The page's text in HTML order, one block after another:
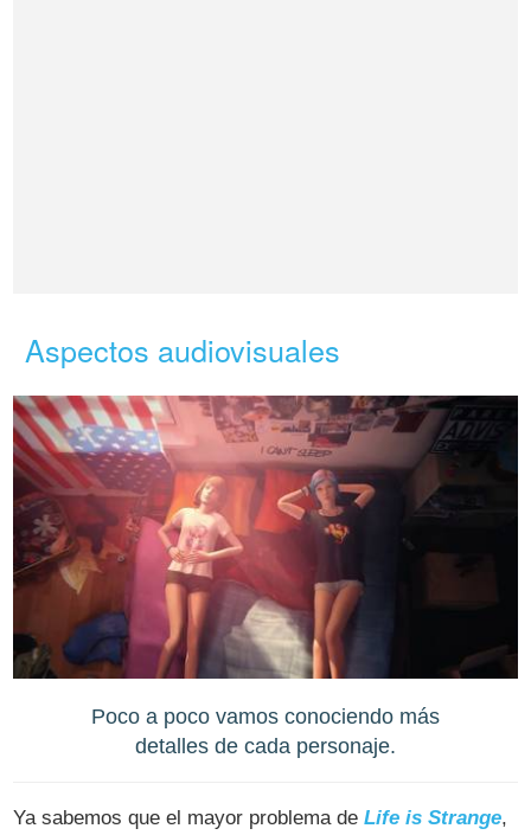
Aspectos audiovisuales
Poco a poco vamos conociendo más
detalles de cada personaje.
Ya sabemos que el mayor problema deLife is Strange,